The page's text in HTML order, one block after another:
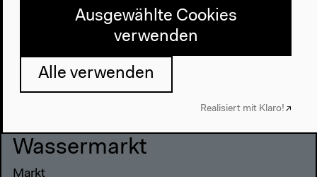
Wasserreisen
Paddeltouren zum Festival
Wassermarkt
Markt
Ausgewählte Cookies
verwenden
Alle verwenden
Realisiert mit Klaro!